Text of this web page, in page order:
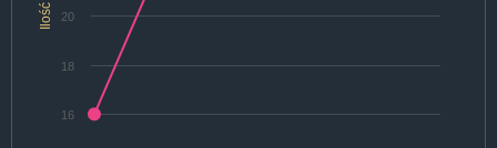
Ilość
16
18
20